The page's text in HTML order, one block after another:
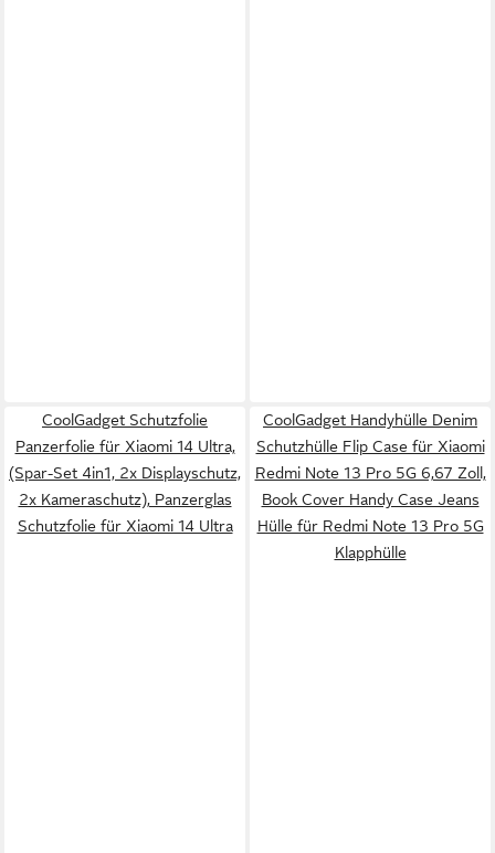
CoolGadget Schutzfolie
Panzerfolie für Xiaomi 14 Ultra,
(Spar-Set 4in1, 2x Displayschutz,
2x Kameraschutz), Panzerglas
Schutzfolie für Xiaomi 14 Ultra
CoolGadget Handyhülle Denim
Schutzhülle Flip Case für Xiaomi
Redmi Note 13 Pro 5G 6,67 Zoll,
Book Cover Handy Case Jeans
Hülle für Redmi Note 13 Pro 5G
Klapphülle